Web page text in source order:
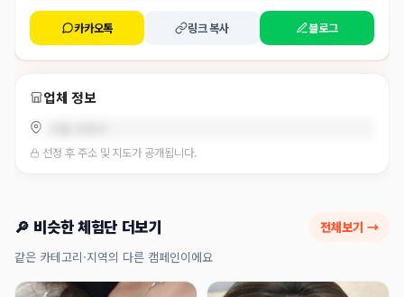
카카오톡 링크 복사 블로그
업체 정보
선정 후 주소 및 지도가 공개됩니다.
🔎 비슷한 체험단 더보기 전체보기 →
같은 카테고리·지역의 다른 캠페인이에요